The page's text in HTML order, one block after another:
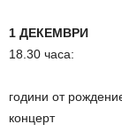
1 ДЕКЕМВРИ
години от
концерт